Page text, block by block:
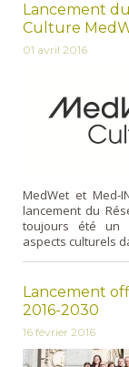
Lancement
Culture
01 avril 2016
MedWet et Med-
lancement du
toujours été un
aspects culturels
Lancement
2016-2030
16 février 2016